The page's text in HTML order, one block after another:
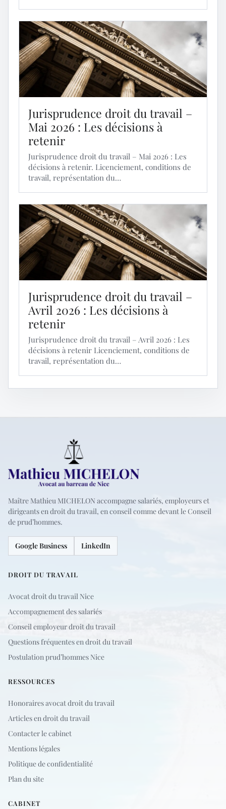
Jurisprudence droit du travail –
Mai 2026 : Les décisions à
retenir
Jurisprudence droit du travail – Mai 2026 : Les
décisions à retenir. Licenciement, conditions de
travail, représentation du…
Jurisprudence droit du travail –
Avril 2026 : Les décisions à
retenir
Jurisprudence droit du travail – Avril 2026 : Les
décisions à retenir Licenciement, conditions de
travail, représentation du…
Maître Mathieu MICHELON accompagne salariés, employeurs et
dirigeants en droit du travail, en conseil comme devant le Conseil
de prud’hommes.
Google Business LinkedIn
DROIT DU TRAVAIL
Avocat droit du travail Nice
Accompagnement des salariés
Conseil employeur droit du travail
Questions fréquentes en droit du travail
Postulation prud’hommes Nice
RESSOURCES
Honoraires avocat droit du travail
Articles en droit du travail
Contacter le cabinet
Mentions légales
Politique de confidentialité
Plan du site
CABINET